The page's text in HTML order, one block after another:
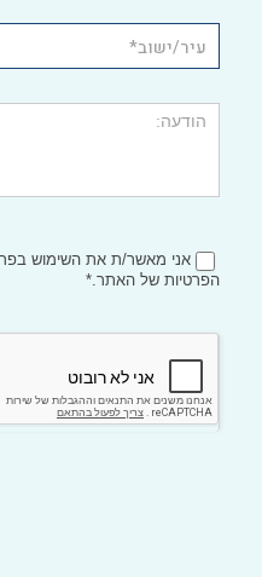
אני מאשר/ת את השימוש
הפרטיות של האתר.*